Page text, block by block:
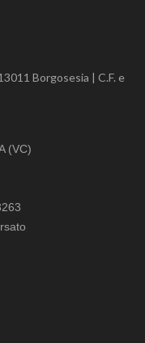
Borgosesia | C.F. e
(VC)